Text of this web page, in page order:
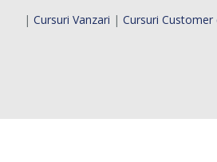
| Cursuri Vanzari | Cursuri Customer